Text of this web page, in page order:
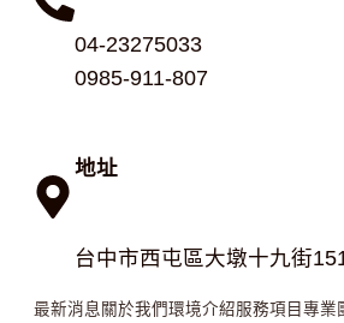
04-23275033
0985-911-807
地址
台中市西屯區大墩十九街
最新消息 關於我們環境介紹服務項目 專業